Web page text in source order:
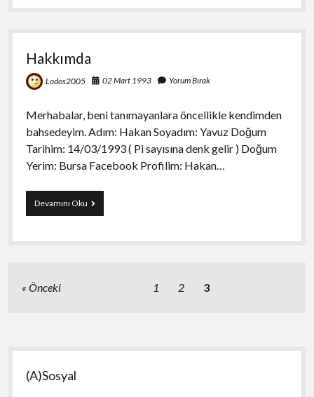
Bilim
||
||
||
||
Felsefe
Hakkımda
Lodos2005 02 Mart 1993 Yorum Bırak
Merhabalar, beni tanımayanlara öncellikle kendimden
bahsedeyim. Adım: Hakan Soyadım: Yavuz Doğum
Tarihim: 14/03/1993 ( Pi sayısına denk gelir ) Doğum
Yerim: Bursa Facebook Profilim: Hakan…
Devamını OkuHakkımda
Yazı
Önceki 1 2 3
Yan
Menü
(A)Sosyal